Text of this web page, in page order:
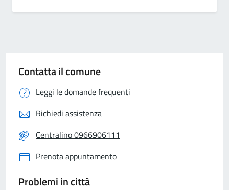
Contatta il comune
Leggi le domande frequenti
Richiedi assistenza
Centralino 0966906111
Prenota appuntamento
Problemi in città